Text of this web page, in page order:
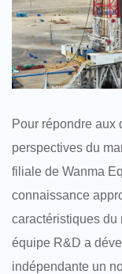
Pour répondre aux
perspectives du
filiale de Wanma
connaissance
caractéristiques du
équipe R&D a
indépendante un